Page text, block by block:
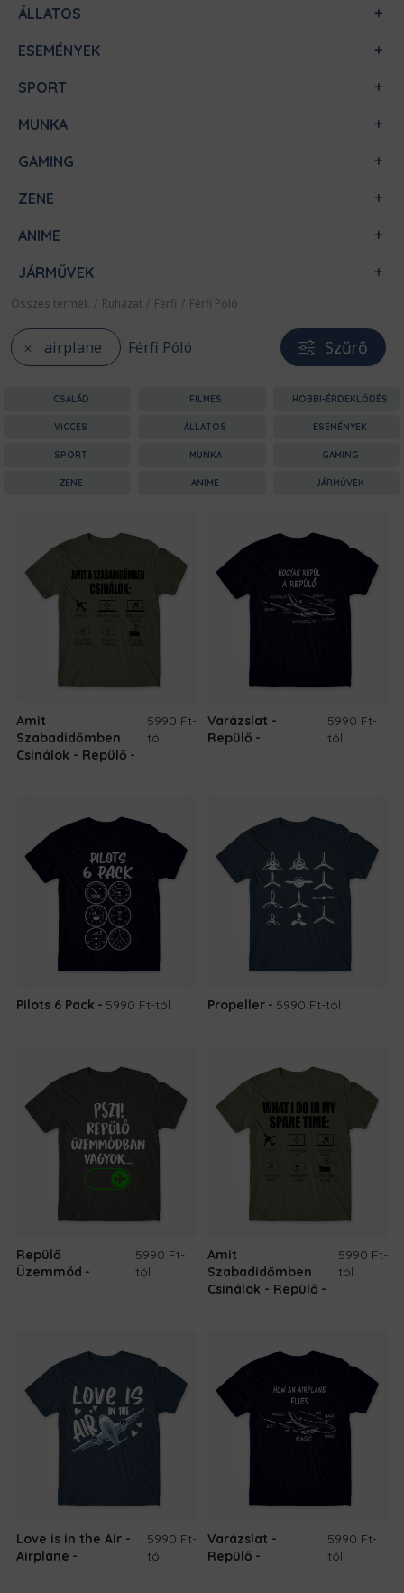
ÁLLATOS
ESEMÉNYEK
SPORT
MUNKA
GAMING
ZENE
ANIME
JÁRMŰVEK
Összes termék / Ruházat / Férfi / Férfi Póló
airplane Férfi Póló Szűrő
CSALÁD FILMES HOBBI-ÉRDEKLŐDÉS
VICCES ÁLLATOS ESEMÉNYEK
SPORT MUNKA GAMING
ZENE ANIME JÁRMŰVEK
Amit
Szabadidőmben
Csinálok - Repülő
5990 Ft-
tól
Varázslat -
Repülő
5990 Ft-
tól
Pilots 6 Pack 5990 Ft-tól Propeller 5990 Ft-tól
Repülő
Üzemmód
5990 Ft-
tól
Amit
Szabadidőmben
Csinálok - Repülő
5990 Ft-
tól
Love is in the Air -
Airplane
5990 Ft-
tól
Varázslat -
Repülő
5990 Ft-
tól